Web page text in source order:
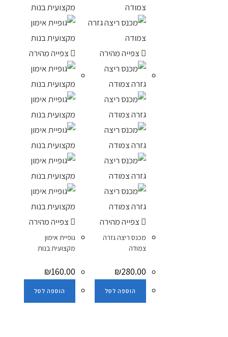
צפייה מהירה
צפייה מהירה
גופיית אימון
מקצועית בנות
₪160.00
הוספה לסל
צפייה מהירה
צפייה מהירה
מכנס ריצה גזרה
צמודה
₪280.00
הוספה לסל